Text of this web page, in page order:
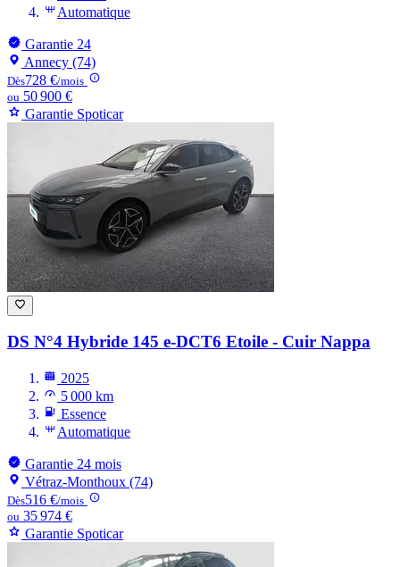
Automatique
Garantie 24
Annecy (74)
Dès728 €/mois
ou 50 900 €
Garantie Spoticar
DS N°4 Hybride 145 e-DCT6 Etoile - Cuir Nappa
2025
5 000 km
Essence
Automatique
Garantie 24 mois
Vétraz-Monthoux (74)
Dès516 €/mois
ou 35 974 €
Garantie Spoticar